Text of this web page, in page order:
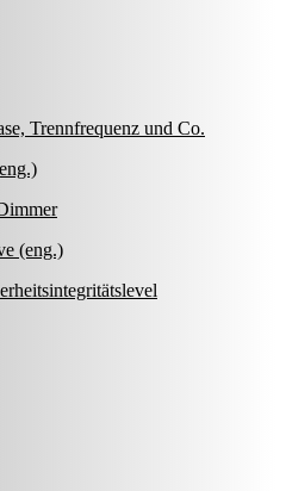
Trennfrequenz und Co.
(eng.)